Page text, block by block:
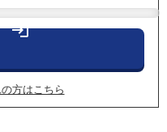
login
方はこちら